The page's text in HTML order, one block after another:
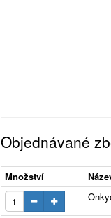
Objednávané
Množství